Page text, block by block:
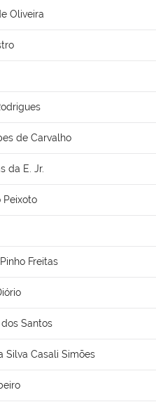
Oliveira
de Carvalho
da E. Jr.
Peixoto
Freitas
Santos
Silva Casali Simões